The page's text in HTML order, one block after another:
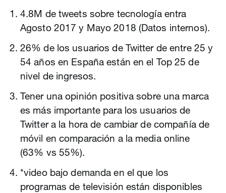
4.8M de tweets sobre tecnología entra
Agosto 2017 y Mayo 2018 (Datos internos).
26% de los usuarios de Twitter de entre 25 y
54 años en España están en el Top 25 de
nivel de ingresos.
Tener una opinión positiva sobre una marca
es más importante para los usuarios de
Twitter a la hora de cambiar de compañía de
móvil en comparación a la media online
(63% vs 55%).
*video bajo demanda en el que los
programas de televisión están disponibles